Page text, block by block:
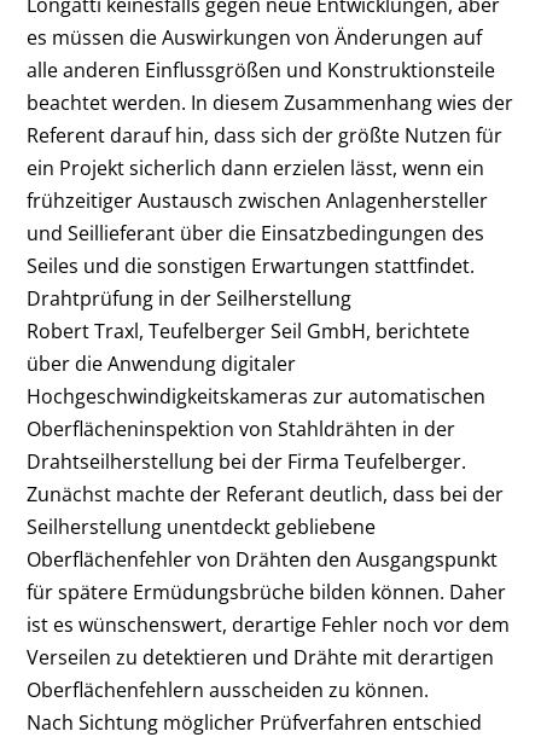
es müssen die Auswirkungen von Änderungen auf
alle anderen Einflussgrößen und Konstruktionsteile
beachtet werden. In diesem Zusammenhang wies der
Referent darauf hin, dass sich der größte Nutzen für
ein Projekt sicherlich dann erzielen lässt, wenn ein
frühzeitiger Austausch zwischen Anlagenhersteller
und Seillieferant über die Einsatzbedingungen des
Seiles und die sonstigen Erwartungen stattfindet.
Drahtprüfung in der Seilherstellung
Robert Traxl, Teufelberger Seil GmbH, berichtete
über die Anwendung digitaler
Hochgeschwindigkeitskameras zur automatischen
Oberflächeninspektion von Stahldrähten in der
Drahtseilherstellung bei der Firma Teufelberger.
Zunächst machte der Referant deutlich, dass bei der
Seilherstellung unentdeckt gebliebene
Oberflächenfehler von Drähten den Ausgangspunkt
für spätere Ermüdungsbrüche bilden können. Daher
ist es wünschenswert, derartige Fehler noch vor dem
Verseilen zu detektieren und Drähte mit derartigen
Oberflächenfehlern ausscheiden zu können.
Nach Sichtung möglicher Prüfverfahren entschied